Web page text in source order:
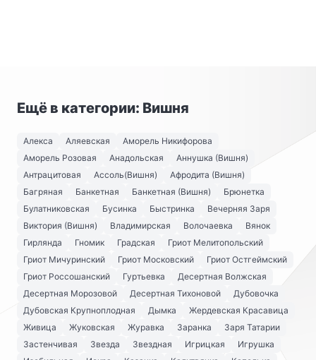
Ещё в категории: Вишня
Алекса Аляевская
Аморель Никифорова
Аморель Розовая
Анадольская
Аннушка (Вишня)
Антрацитовая
Ассоль(Вишня)
Афродита (Вишня)
Багряная
Банкетная Банкетная (Вишня)
Брюнетка
Булатниковская
Бусинка Быстринка
Вечерняя Заря
Виктория (Вишня)
Владимирская Волочаевка
Вянок
Гирлянда
Гномик Градская
Гриот Мелитопольский
Гриот Мичуринский
Гриот Московский
Гриот Остгеймский
Гриот Россошанский
Гуртьевка
Десертная Волжская
Десертная Морозовой
Десертная Тихоновой
Дубовочка
Дубовская Крупноплодная
Дымка
Жердевская Красавица
Живица
Жуковская Журавка Заранка
Заря Татарии
Застенчивая
Звезда Звездная Игрицкая
Игрушка